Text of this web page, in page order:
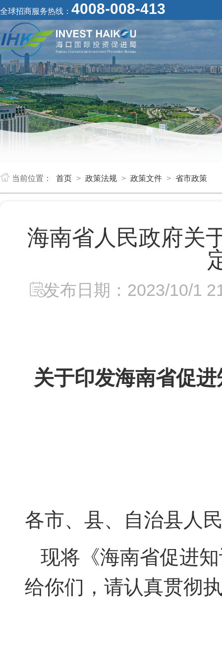
全球招商服务热线： 4008-008-413
当前位置： 首页 > 政策法规 > 政策文件 > 省市政策
海南省人民政府关
发布日期：2023/10/1
关于印发海南省促
各市、县、自治县人
现将《海南省促进
给你们，请认真贯彻